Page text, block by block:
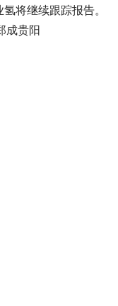
将继续跟踪报告。
成贵阳